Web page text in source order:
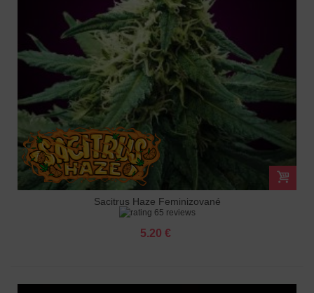
Sacitrus Haze Feminizované
65 reviews
5.20 €